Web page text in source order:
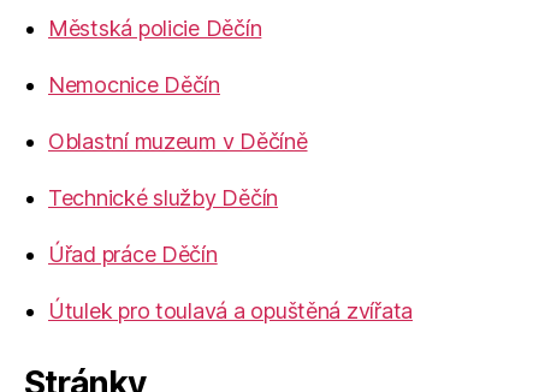
Městská policie Děčín
Nemocnice Děčín
Oblastní muzeum v Děčíně
Technické služby Děčín
Úřad práce Děčín
Útulek pro toulavá a opuštěná zvířata
Stránky